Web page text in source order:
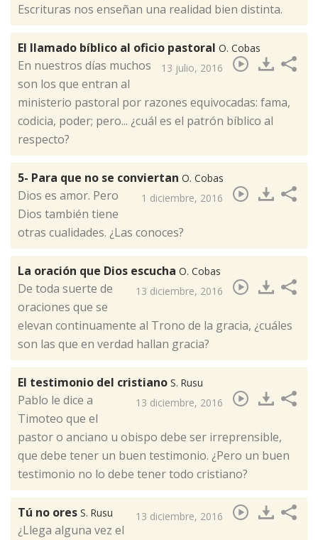
Escrituras nos enseñan una realidad bien distinta.
El llamado bíblico al oficio pastoral O. Cobas
13 julio, 2016
​En nuestros días muchos
son los que entran al
ministerio pastoral por razones equivocadas: fama,
codicia, poder; pero... ¿cuál es el patrón bíblico al
respecto?
5- Para que no se conviertan O. Cobas
1 diciembre, 2016
Dios es amor. Pero
Dios también tiene
otras cualidades. ¿Las conoces?​
La oración que Dios escucha O. Cobas
13 diciembre, 2016
​De toda suerte de
oraciones que se
elevan continuamente al Trono de la gracia, ¿cuáles
son las que en verdad hallan gracia?
El testimonio del cristiano S. Rusu
13 diciembre, 2016
Pablo le dice a
Timoteo que el
pastor o anciano u obispo debe ser irreprensible,
que debe tener un buen testimonio. ¿Pero un buen
testimonio no lo debe tener todo cristiano?​
Tú no ores S. Rusu 13 diciembre, 2016
¿Llega alguna vez el